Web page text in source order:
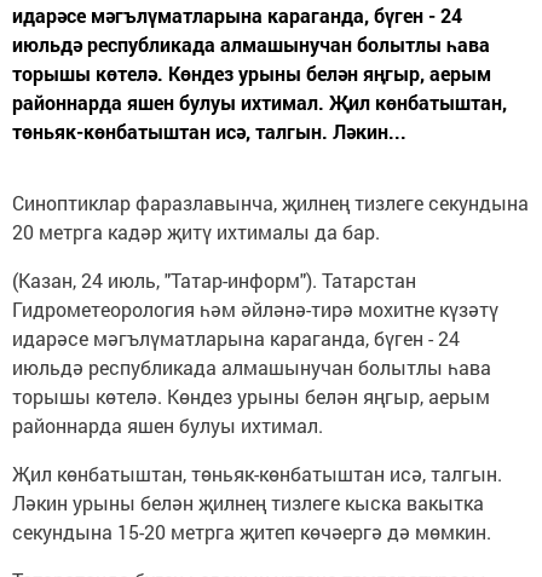
идарәсе мәгълүматларына караганда, бүген - 24
июльдә республикада алмашынучан болытлы һава
торышы көтелә. Көндез урыны белән яңгыр, аерым
районнарда яшен булуы ихтимал. Җил көнбатыштан,
төньяк-көнбатыштан исә, талгын. Ләкин...
Синоптиклар фаразлавынча, җилнең тизлеге секундына
20 метрга кадәр җитү ихтималы да бар.
(Казан, 24 июль, "Татар-информ"). Татарстан
Гидрометеорология һәм әйләнә-тирә мохитне күзәтү
идарәсе мәгълүматларына караганда, бүген - 24
июльдә республикада алмашынучан болытлы һава
торышы көтелә. Көндез урыны белән яңгыр, аерым
районнарда яшен булуы ихтимал.
Җил көнбатыштан, төньяк-көнбатыштан исә, талгын.
Ләкин урыны белән җилнең тизлеге кыска вакытка
секундына 15-20 метрга җитеп көчәергә дә мөмкин.